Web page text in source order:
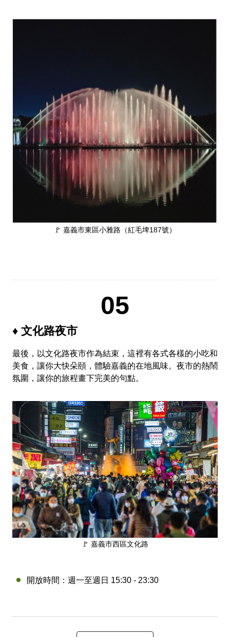
🚩 嘉義市東區小雅路（紅毛埤187號）
05
♦ 文化路夜市
最後，以文化路夜市作為結束，這裡有各式各樣的小吃和
美食，讓你大快朵頤，體驗嘉義的在地風味。夜市的熱鬧
氛圍，讓你的旅程畫下完美的句點。
🚩 嘉義市西區文化路
開放時間：週一至週日 15:30 - 23:30